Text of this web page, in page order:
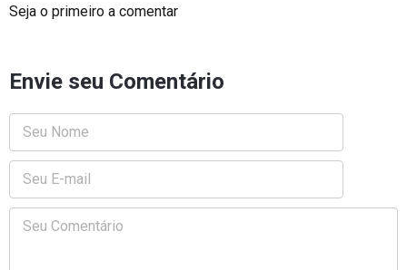
Seja o primeiro a comentar
Envie seu Comentário